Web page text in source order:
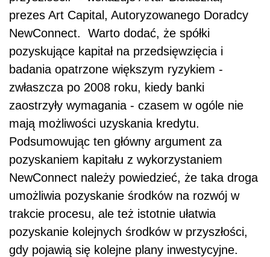
prezes Art Capital, Autoryzowanego Doradcy
NewConnect. Warto dodać, że spółki
pozyskujące kapitał na przedsięwzięcia i
badania opatrzone większym ryzykiem -
zwłaszcza po 2008 roku, kiedy banki
zaostrzyły wymagania - czasem w ogóle nie
mają możliwości uzyskania kredytu.
Podsumowując ten główny argument za
pozyskaniem kapitału z wykorzystaniem
NewConnect należy powiedzieć, że taka droga
umożliwia pozyskanie środków na rozwój w
trakcie procesu, ale też istotnie ułatwia
pozyskanie kolejnych środków w przyszłości,
gdy pojawią się kolejne plany inwestycyjne.